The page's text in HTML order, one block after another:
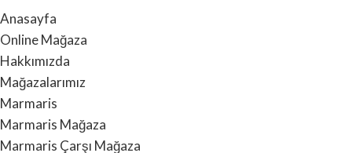
Anasayfa
Online Mağaza
Hakkımızda
Mağazalarımız
Marmaris
Marmaris Mağaza
Marmaris Çarşı Mağaza